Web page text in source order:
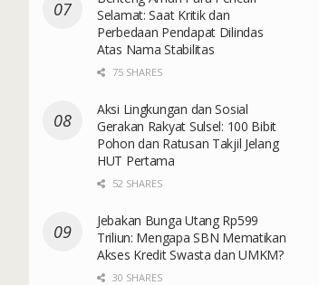
Selamat: Saat Kritik dan
Perbedaan Pendapat Dilindas
Atas Nama Stabilitas
75 SHARES
Aksi Lingkungan dan Sosial
Gerakan Rakyat Sulsel: 100 Bibit
Pohon dan Ratusan Takjil Jelang
HUT Pertama
52 SHARES
Jebakan Bunga Utang Rp599
Triliun: Mengapa SBN Mematikan
Akses Kredit Swasta dan UMKM?
30 SHARES